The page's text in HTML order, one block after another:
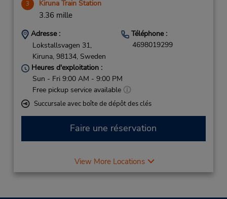
3 Kiruna Train Station
3.36 mille
Adresse :
Lokstallsvagen 31,
Kiruna, 98134, Sweden
Téléphone :
4698019299
Heures d'exploitation :
Sun - Fri 9:00 AM - 9:00 PM
Free pickup service available
Succursale avec boîte de dépôt des clés
Faire une réservation
View More Locations